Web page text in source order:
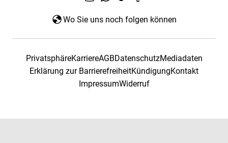
Wo Sie uns noch folgen können
PrivatsphäreKarriereAGBDatenschutzMediadaten
Erklärung zur BarrierefreiheitKündigungKontakt
ImpressumWiderruf